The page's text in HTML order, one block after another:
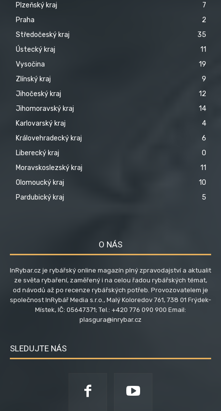
Plzeňský kraj
7
Praha
2
Středočeský kraj
35
Ústecký kraj
11
Vysočina
19
Zlínský kraj
9
Jihočeský kraj
12
Jihomoravský kraj
14
Karlovarský kraj
4
Královehradecký kraj
6
Liberecký kraj
0
Moravskoslezský kraj
11
Olomoucký kraj
10
Pardubický kraj
5
O NÁS
InRybar.cz je rybářský online magazín plný zpravodajství a aktualit
ze světa rybaření, zaměřený i na celou řadou rybářských témat,
od návodů až po recenze rybářských potřeb. Provozovatelem je
společnost InRybář Media s.r.o., Malý Koloredov 761, 738 01 Frýdek-
Místek, IČ: 05647371; Tel.: +420 776 090 900 Email:
plasgura@inrybar.cz
SLEDUJTE NÁS